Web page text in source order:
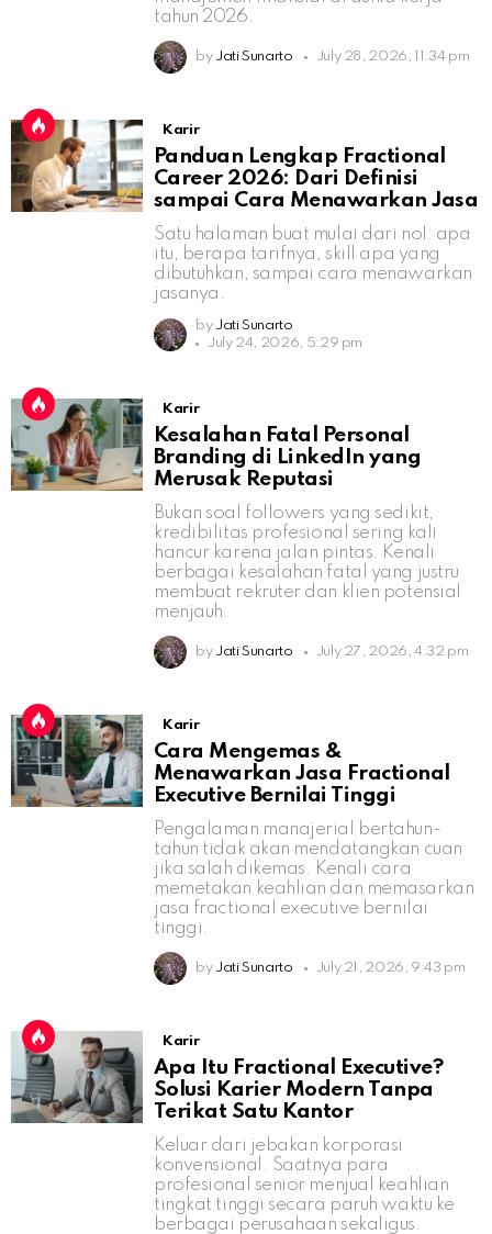
tahun 2026.
by Jati Sunarto July 28, 2026, 11:34 pm
Karir
Panduan Lengkap Fractional
Career 2026: Dari Definisi
sampai Cara Menawarkan Jasa
Satu halaman buat mulai dari nol: apa
itu, berapa tarifnya, skill apa yang
dibutuhkan, sampai cara menawarkan
jasanya.
by Jati Sunarto
July 24, 2026, 5:29 pm
Karir
Kesalahan Fatal Personal
Branding di LinkedIn yang
Merusak Reputasi
Bukan soal followers yang sedikit,
kredibilitas profesional sering kali
hancur karena jalan pintas. Kenali
berbagai kesalahan fatal yang justru
membuat rekruter dan klien potensial
menjauh.
by Jati Sunarto July 27, 2026, 4:32 pm
Karir
Cara Mengemas &
Menawarkan Jasa Fractional
Executive Bernilai Tinggi
Pengalaman manajerial bertahun-
tahun tidak akan mendatangkan cuan
jika salah dikemas. Kenali cara
memetakan keahlian dan memasarkan
jasa fractional executive bernilai
tinggi.
by Jati Sunarto July 21, 2026, 9:43 pm
Karir
Apa Itu Fractional Executive?
Solusi Karier Modern Tanpa
Terikat Satu Kantor
Keluar dari jebakan korporasi
konvensional. Saatnya para
profesional senior menjual keahlian
tingkat tinggi secara paruh waktu ke
berbagai perusahaan sekaligus.